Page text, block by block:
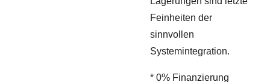
Feinheiten der
sinnvollen
Systemintegration.
* 0% Finanzierung